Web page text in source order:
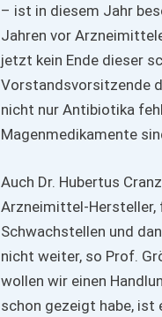
– ist in diesem Jahr
Jahren vor
jetzt kein Ende dieser
Vorstandsvorsitzende
nicht nur Antibiotika
Magenmedikamente
Auch Dr. Hubertus
Arzneimittel-Hersteller,
Schwachstellen und
nicht weiter, so Prof.
wollen wir einen
schon gezeigt habe, ist